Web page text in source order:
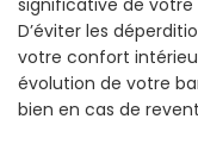
D’éviter les
votre confort
évolution de votre
bien en cas de